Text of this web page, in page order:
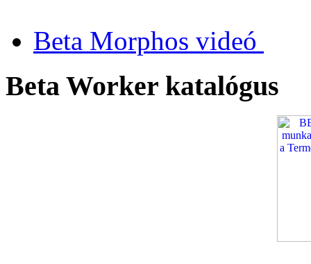
Beta Morphos videó
Beta Worker katalógus